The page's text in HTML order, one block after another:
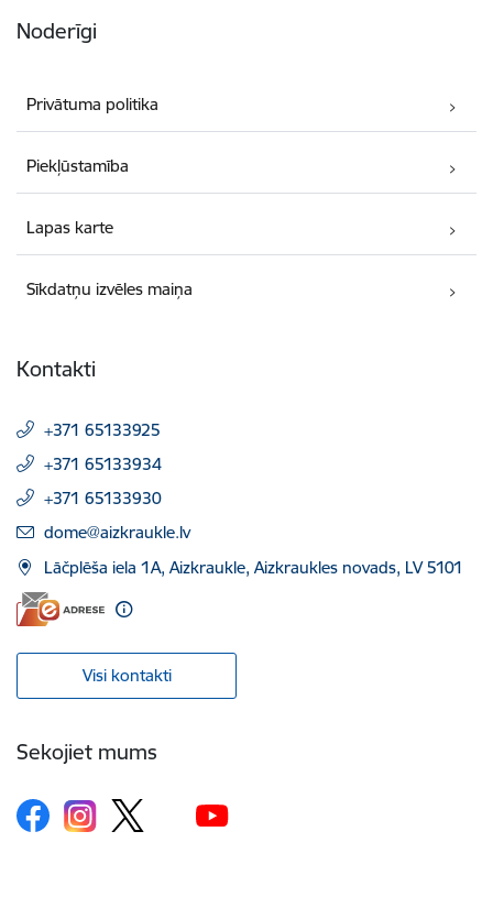
Noderīgi
Privātuma politika
Piekļūstamība
Lapas karte
Sīkdatņu izvēles maiņa
Kontakti
+371 65133925
+371 65133934
+371 65133930
E-pasts:
dome@aizkraukle.lv
Lāčplēša iela 1A, Aizkraukle, Aizkraukles novads, LV 5101
Visi kontakti
Sekojiet mums